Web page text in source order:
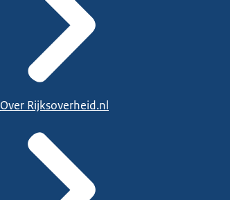
Over Rijksoverheid.nl